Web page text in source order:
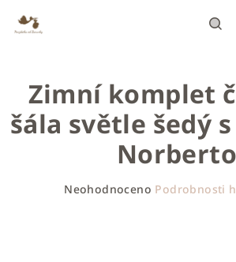
obsah
Zimní komplet
šála světle šedý
Norberto
Neohodnoceno Podrobnosti